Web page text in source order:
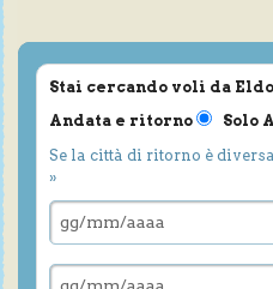
Stai cercando voli da
Andata e ritorno
Solo
Se la città di ritorno è
»